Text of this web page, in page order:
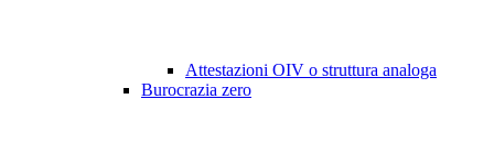
Attestazioni OIV o struttura analoga
Burocrazia zero